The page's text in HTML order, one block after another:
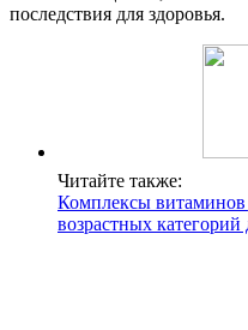
последствия для здоровья.
Читайте также:
Комплексы витаминов
возрастных категорий